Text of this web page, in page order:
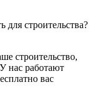
для строительства?
строительство,
нас работают
вас